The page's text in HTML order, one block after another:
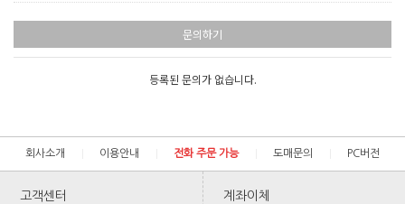
문의하기
등록된 문의가 없습니다.
회사소개 이용안내 전화 주문 가능 도매문의 PC버전
고객센터 계좌이체